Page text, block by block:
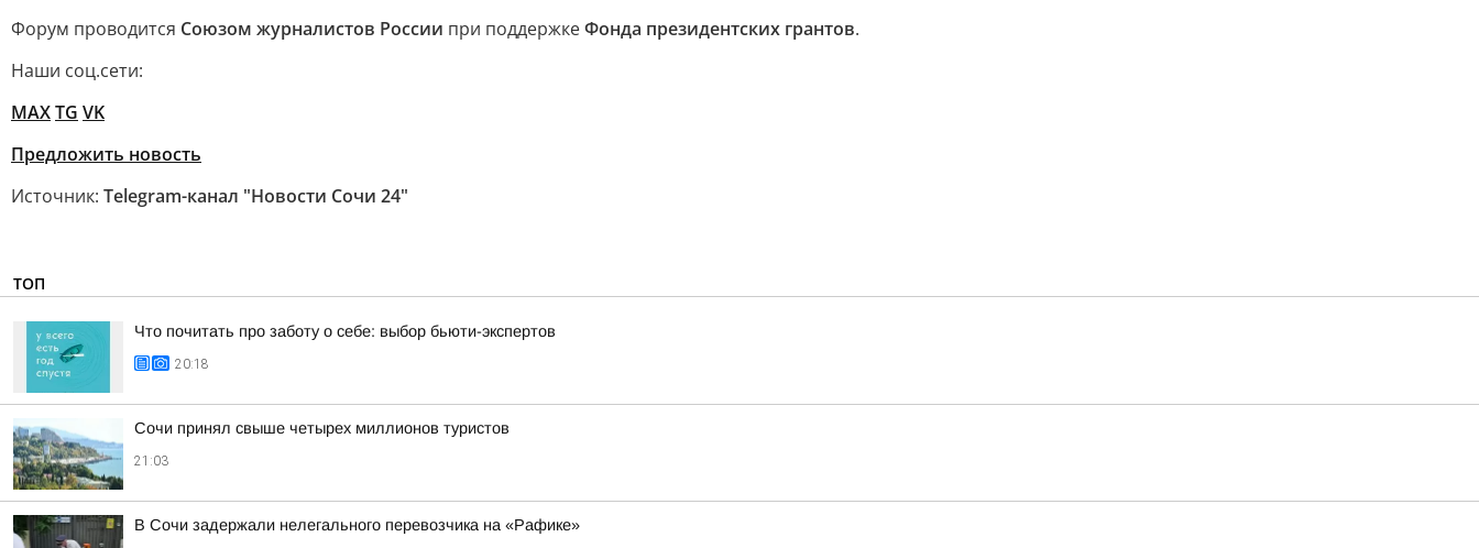
Форум проводится Союзом журналистов России при поддержкеФонда президентских грантов.
Наши соц.сети:
MAXTG VK
Предложить новость
Источник: Telegram-канал "Новости Сочи 24"
ТОП
Что почитать про заботу о себе: выбор бьюти-экспертов
20:18
Сочи принял свыше четырех миллионов туристов
21:03
В Сочи задержали нелегального перевозчика на «Рафике»